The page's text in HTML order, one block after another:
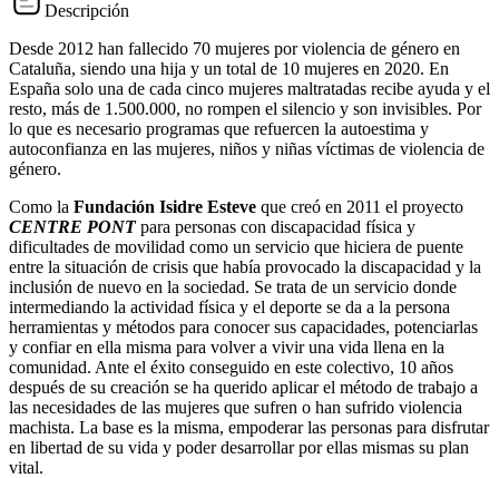
Descripción
Desde 2012 han fallecido 70 mujeres por violencia de género en
Cataluña, siendo una hija y un total de 10 mujeres en 2020. En
España solo una de cada cinco mujeres maltratadas recibe ayuda y el
resto, más de 1.500.000, no rompen el silencio y son invisibles. Por
lo que es necesario programas que refuercen la autoestima y
autoconfianza en las mujeres, niños y niñas víctimas de violencia de
género.
Como la Fundación Isidre Esteve que creó en 2011 el proyecto
CENTRE PONTpara personas con discapacidad física y
dificultades de movilidad como un servicio que hiciera de puente
entre la situación de crisis que había provocado la discapacidad y la
inclusión de nuevo en la sociedad. Se trata de un servicio donde
intermediando la actividad física y el deporte se da a la persona
herramientas y métodos para conocer sus capacidades, potenciarlas
y confiar en ella misma para volver a vivir una vida llena en la
comunidad. Ante el éxito conseguido en este colectivo, 10 años
después de su creación se ha querido aplicar el método de trabajo a
las necesidades de las mujeres que sufren o han sufrido violencia
machista. La base es la misma, empoderar las personas para disfrutar
en libertad de su vida y poder desarrollar por ellas mismas su plan
vital.